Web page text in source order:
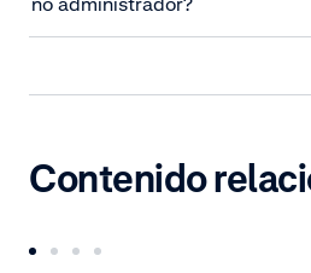
Contenido